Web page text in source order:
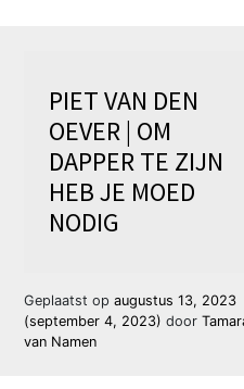
PIET VAN DEN
OEVER | OM
DAPPER TE ZIJN
HEB JE MOED
NODIG
Geplaatst opaugustus 13, 2023
(september 4, 2023)door
van Namen